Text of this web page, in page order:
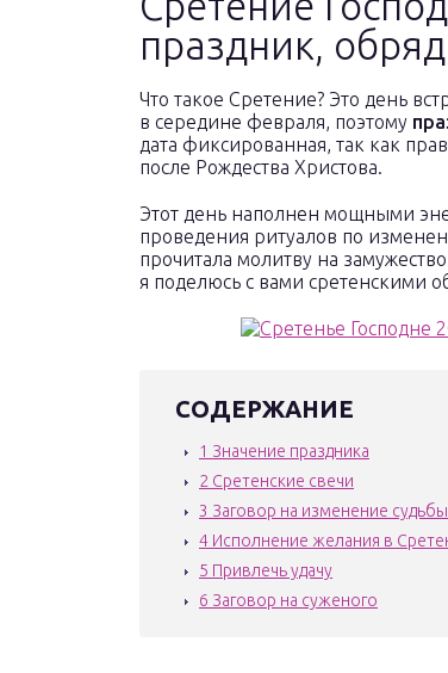
праздник,
Что такое Сретение? Это день
в середине февраля, поэтому
дата фиксированная, так как
после Рождества Христова.
Этот день наполнен мощными
проведения ритуалов по
прочитала молитву на
я поделюсь с вами сретенскими
СОДЕРЖАНИЕ
1 Значение праздника
2 Сретенские свечи
3 Заговор на изменение судьбы
4 Исполнение желания в
5 Привлечь удачу
6 Заговор на суженого